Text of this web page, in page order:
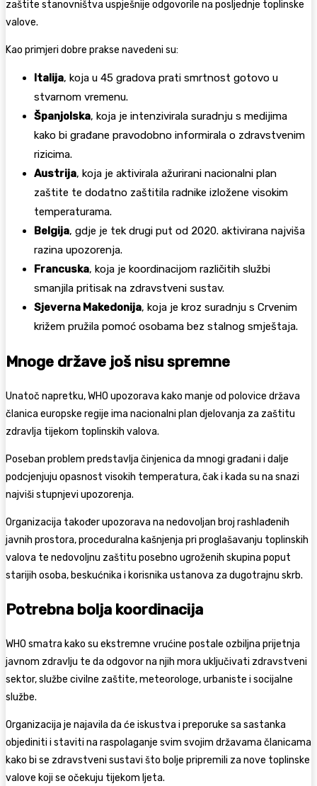
zaštite stanovništva uspješnije odgovorile na posljednje toplinske
valove.
Kao primjeri dobre prakse navedeni su:
Italija, koja u 45 gradova prati smrtnost gotovo u
stvarnom vremenu.
Španjolska, koja je intenzivirala suradnju s medijima
kako bi građane pravodobno informirala o zdravstvenim
rizicima.
Austrija, koja je aktivirala ažurirani nacionalni plan
zaštite te dodatno zaštitila radnike izložene visokim
temperaturama.
Belgija, gdje je tek drugi put od 2020. aktivirana najviša
razina upozorenja.
Francuska, koja je koordinacijom različitih službi
smanjila pritisak na zdravstveni sustav.
Sjeverna Makedonija, koja je kroz suradnju s Crvenim
križem pružila pomoć osobama bez stalnog smještaja.
Mnoge države još nisu spremne
Unatoč napretku, WHO upozorava kako manje od polovice država
članica europske regije ima nacionalni plan djelovanja za zaštitu
zdravlja tijekom toplinskih valova.
Poseban problem predstavlja činjenica da mnogi građani i dalje
podcjenjuju opasnost visokih temperatura, čak i kada su na snazi
najviši stupnjevi upozorenja.
Organizacija također upozorava na nedovoljan broj rashlađenih
javnih prostora, proceduralna kašnjenja pri proglašavanju toplinskih
valova te nedovoljnu zaštitu posebno ugroženih skupina poput
starijih osoba, beskućnika i korisnika ustanova za dugotrajnu skrb.
Potrebna bolja koordinacija
WHO smatra kako su ekstremne vrućine postale ozbiljna prijetnja
javnom zdravlju te da odgovor na njih mora uključivati zdravstveni
sektor, službe civilne zaštite, meteorologe, urbaniste i socijalne
službe.
Organizacija je najavila da će iskustva i preporuke sa sastanka
objediniti i staviti na raspolaganje svim svojim državama članicama
kako bi se zdravstveni sustavi što bolje pripremili za nove toplinske
valove koji se očekuju tijekom ljeta.